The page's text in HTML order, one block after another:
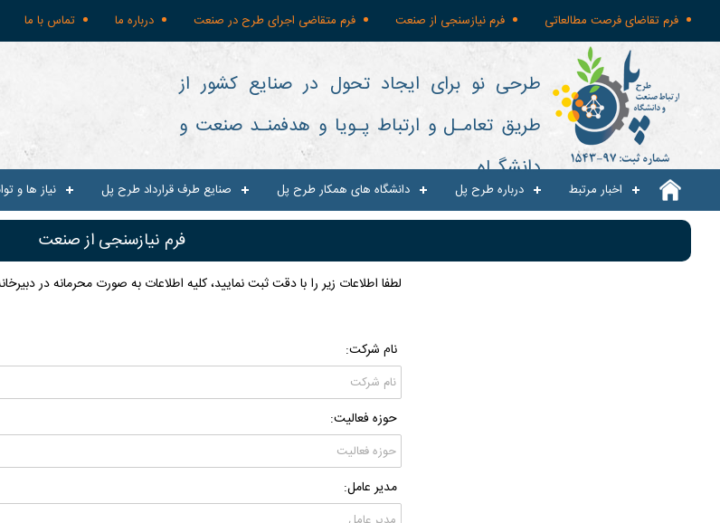
فرم تقاضای فرصت مطالعاتی فرم نیازسنجی از صنعت فرم متقاضی اجرای طرح در صنعت درباره ما تماس با ما
طرحی نو برای ایجاد تحول در صنایع کشور از
طریق تعامـل و ارتباط پـویا و هدفمنـد صنعت و
دانشگـاه
اخبار مرتبط درباره طرح پل دانشگاه های همکار طرح پل صنایع طرف قرارداد طرح پل نیاز ها و
فرم نیازسنجی از صنعت
لطفا اطلاعات زير را با دقت ثبت نماييد، کليه اطلاعات به صورت محرمانه در
نام شرکت:
حوزه فعالیت:
مدیر عامل: